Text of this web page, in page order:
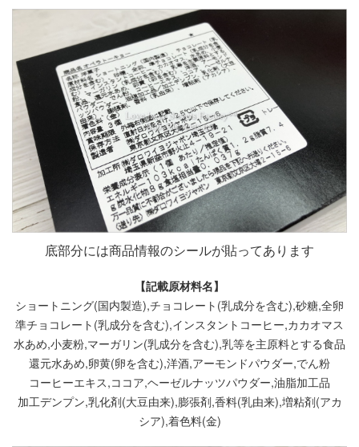
底部分には商品情報のシールが貼ってあります
【記載原材料名】
ショートニング(国内製造),チョコレート(乳成分を含む),砂糖,全卵
準チョコレート(乳成分を含む),インスタントコーヒー,カカオマス
水あめ,小麦粉,マーガリン(乳成分を含む),乳等を主原料とする食品
還元水あめ,卵黄(卵を含む),洋酒,アーモンドパウダー,でん粉
コーヒーエキス,ココア,ヘーゼルナッツパウダー,油脂加工品
加工デンプン,乳化剤(大豆由来),膨張剤,香料(乳由来),増粘剤(アカ
シア),着色料(金)